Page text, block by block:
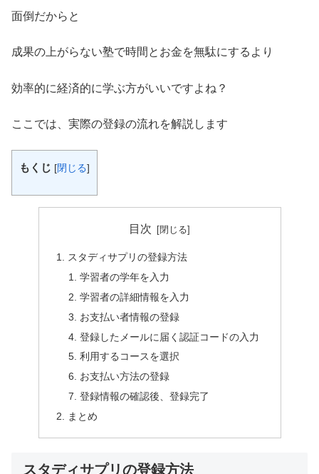
面倒だからと
成果の上がらない塾で時間とお金を無駄にするより
効率的に経済的に学ぶ方がいいですよね？
ここでは、実際の登録の流れを解説します
もくじ [閉じる]
目次
スタディサプリの登録方法
学習者の学年を入力
学習者の詳細情報を入力
お支払い者情報の登録
登録したメールに届く認証コードの入力
利用するコースを選択
お支払い方法の登録
登録情報の確認後、登録完了
まとめ
スタディサプリの登録方法